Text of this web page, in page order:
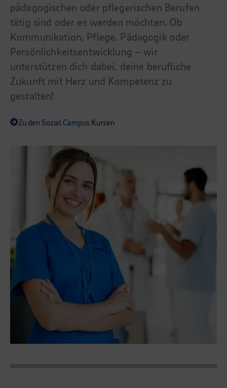
pädagogischen oder pflegerischen Berufen
tätig sind oder es werden möchten. Ob
Kommunikation, Pflege, Pädagogik oder
Persönlichkeitsentwicklung – wir
unterstützen dich dabei, deine berufliche
Zukunft mit Herz und Kompetenz zu
gestalten!
Zu den Sozial Campus Kursen